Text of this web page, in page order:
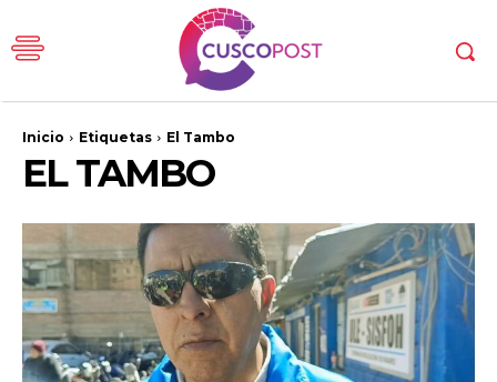
Inicio Etiquetas El Tambo
EL TAMBO